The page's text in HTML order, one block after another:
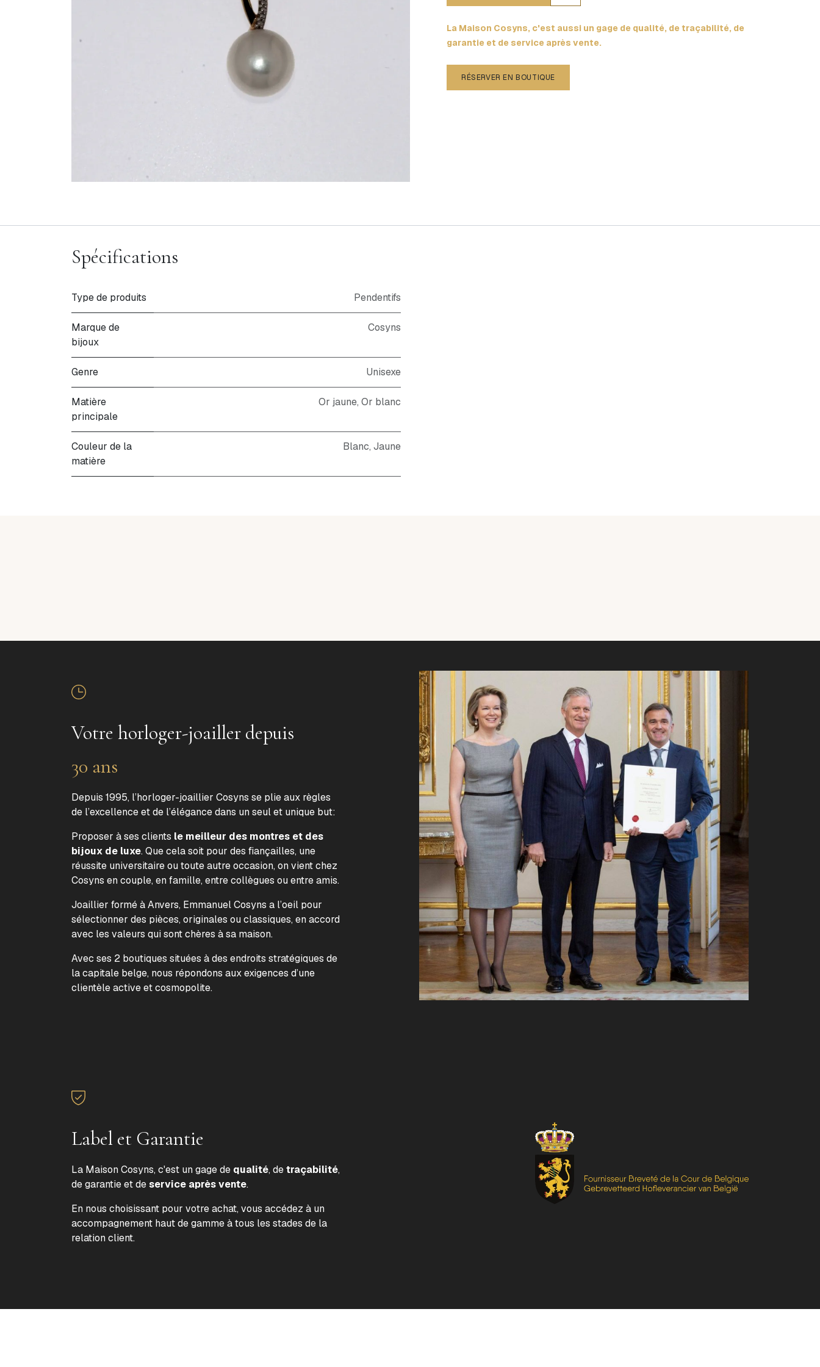
La Maison Cosyns, c'est aussi un gage de qualité, de traçabilité, de
garantie et de service après vente.
RÉSERVER EN BOUTIQUE
Spécifications
Type de produits Pendentifs
Marque de
bijoux
Cosyns
Genre Unisexe
Matière
principale
Or jaune, Or blanc
Couleur de la
matière
Blanc, Jaune
Votre horloger-joailler depuis
30 ans
Depuis 1995, l’horloger-joaillier Cosyns se plie aux règles
de l’excellence et de l’élégance dans un seul et unique but:
Proposer à ses clients le meilleur des montres et des
bijoux de luxe. Que cela soit pour des fiançailles, une
réussite universitaire ou toute autre occasion, on vient chez
Cosyns en couple, en famille, entre collègues ou entre amis.
Joaillier formé à Anvers, Emmanuel Cosyns a l’oeil pour
sélectionner des pièces, originales ou classiques, en accord
avec les valeurs qui sont chères à sa maison.
Avec ses 2 boutiques situées à des endroits stratégiques de
la capitale belge, nous répondons aux exigences d’une
clientèle active et cosmopolite.
Label et Garantie
La Maison Cosyns, c'est un gage de qualité, detraçabilité,
de garantie et deservice après vente.
En nous choisissant pour votre achat, vous accédez à un
accompagnement haut de gamme à tous les stades de la
relation client.